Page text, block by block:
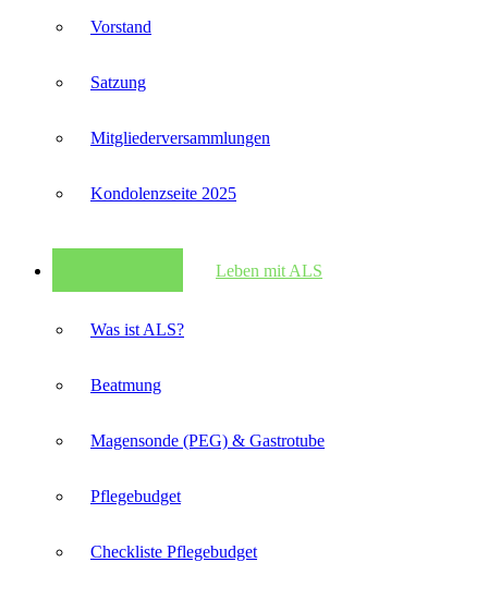
Vorstand
Satzung
Mitglieder­versammlungen
Kondolenzseite 2025
Leben mit ALS
Was ist ALS?
Beatmung
Magensonde (PEG) & Gastrotube
Pflegebudget
Checkliste Pflegebudget